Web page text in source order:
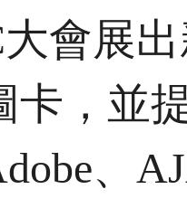
大會展
卡，並
、